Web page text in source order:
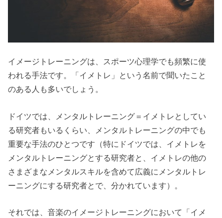
イメージトレーニングは、スポーツ心理学でも頻繁に使
われる手法です。「イメトレ」という名前で聞いたこと
のある人も多いでしょう。
ドイツでは、メンタルトレーニング＝イメトレとしてい
る研究者もいるくらい、メンタルトレーニングの中でも
重要な手法のひとつです（特にドイツでは、イメトレを
メンタルトレーニングとする研究者と、イメトレの他の
さまざまなメンタルスキルを含めて広義にメンタルトレ
ーニングにする研究者とで、分かれています）。
それでは、音楽のイメージトレーニングにおいて「イメ